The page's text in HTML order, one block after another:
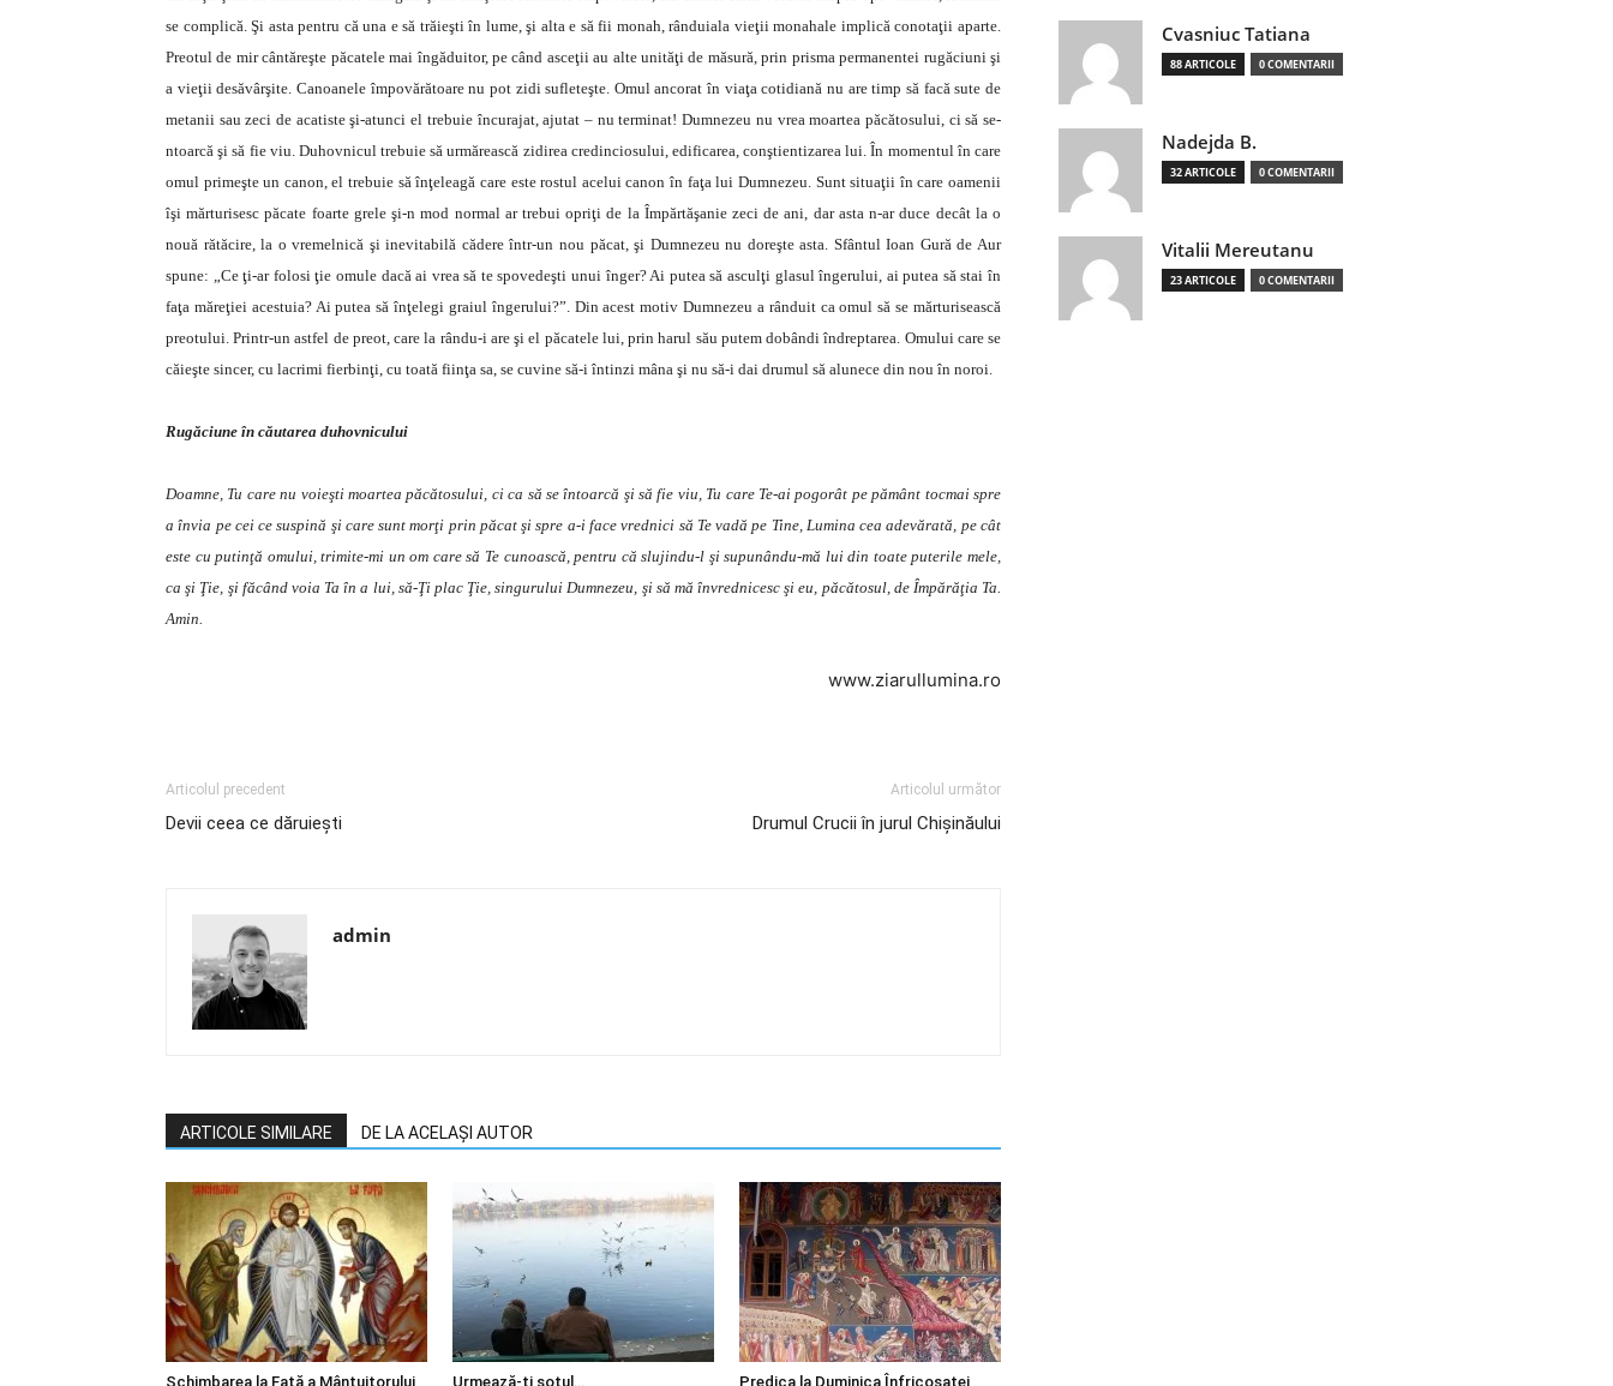
se complică. Şi asta pentru că una e să trăieşti în lume, şi alta e să fii monah, rânduiala vieţii monahale implică conotaţii aparte.
Preotul de mir cântăreşte păcatele mai îngăduitor, pe când asceţii au alte unităţi de măsură, prin prisma permanentei rugăciuni şi
a vieţii desăvârşite. Canoanele împovărătoare nu pot zidi sufleteşte. Omul ancorat în viaţa cotidiană nu are timp să facă sute de
metanii sau zeci de acatiste şi-atunci el trebuie încurajat, ajutat – nu terminat! Dumnezeu nu vrea moartea păcătosului, ci să se-
ntoarcă şi să fie viu. Duhovnicul trebuie să urmărească zidirea credinciosului, edificarea, conştientizarea lui. În momentul în care
omul primeşte un canon, el trebuie să înţeleagă care este rostul acelui canon în faţa lui Dumnezeu. Sunt situaţii în care oamenii
îşi mărturisesc păcate foarte grele şi-n mod normal ar trebui opriţi de la Împărtăşanie zeci de ani, dar asta n-ar duce decât la o
nouă rătăcire, la o vremelnică şi inevitabilă cădere într-un nou păcat, şi Dumnezeu nu doreşte asta. Sfântul Ioan Gură de Aur
spune: „Ce ţi-ar folosi ţie omule dacă ai vrea să te spovedeşti unui înger? Ai putea să asculţi glasul îngerului, ai putea să stai în
faţa măreţiei acestuia? Ai putea să înţelegi graiul îngerului?”. Din acest motiv Dumnezeu a rânduit ca omul să se mărturisească
preotului. Printr-un astfel de preot, care la rându-i are şi el păcatele lui, prin harul său putem dobândi îndreptarea. Omului care se
căieşte sincer, cu lacrimi fierbinţi, cu toată fiinţa sa, se cuvine să-i întinzi mâna şi nu să-i dai drumul să alunece din nou în noroi.
Rugăciune în căutarea duhovnicului
Doamne, Tu care nu voieşti moartea păcătosului, ci ca să se întoarcă şi să fie viu, Tu care Te-ai pogorât pe pământ tocmai spre
a învia pe cei ce suspină şi care sunt morţi prin păcat şi spre a-i face vrednici să Te vadă pe Tine, Lumina cea adevărată, pe cât
este cu putinţă omului, trimite-mi un om care să Te cunoască, pentru că slujindu-l şi supunându-mă lui din toate puterile mele,
ca şi Ţie, şi făcând voia Ta în a lui, să-Ţi plac Ţie, singurului Dumnezeu, şi să mă învrednicesc şi eu, păcătosul, de Împărăţia Ta.
Amin.
www.ziarullumina.ro
Articolul precedent
Devii ceea ce dăruieşti
Articolul următor
Drumul Crucii în jurul Chișinăului
admin
ARTICOLE SIMILARE DE LA ACELAȘI AUTOR
Schimbarea la Faţă a Mântuitorului Urmează-ți soțul… Predica la Duminica Înfricosatei
Cvasniuc Tatiana
88 ARTICOLE 0 COMENTARII
Nadejda B.
32 ARTICOLE 0 COMENTARII
Vitalii Mereutanu
23 ARTICOLE 0 COMENTARII